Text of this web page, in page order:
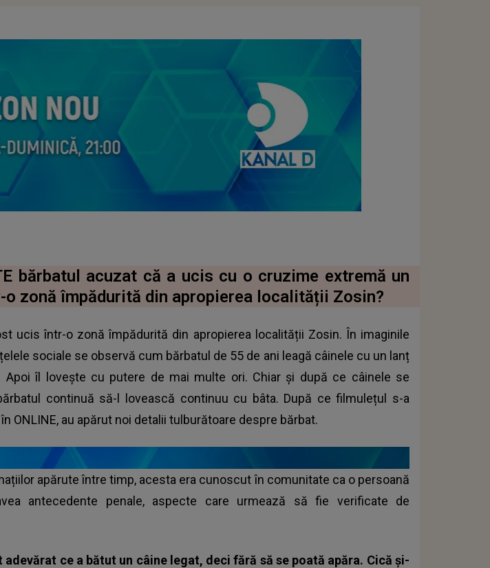
bărbatul acuzat că a ucis cu o cruzime extremă un
o zonă împădurită din apropierea localității Zosin?
ucis într-o zonă împădurită din apropierea localității Zosin. În imaginile
sociale se observă cum bărbatul de 55 de ani leagă câinele cu un lanț
Apoi îl lovește cu putere de mai multe ori. Chiar și după ce câinele se
continuă să-l lovească continuu cu bâta. După ce filmulețul s-a
ONLINE, au apărut noi detalii tulburătoare despre bărbat.
apărute între timp, acesta era cunoscut în comunitate ca o persoană
antecedente penale, aspecte care urmează să fie verificate de
adevărat ce a bătut un câine legat, deci fără să se poată apăra. Cică și-